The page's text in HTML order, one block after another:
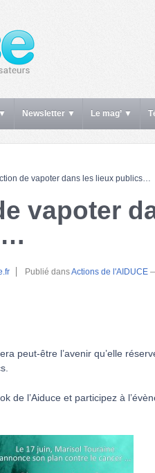
Newsletter ▼ Le mag’ ▼
de vapoter dans les lieux publics…
vapoter
Publié dansActions de l'AIDUCE
peut-être l’avenir qu’elle
de l’Aiduce et participez à